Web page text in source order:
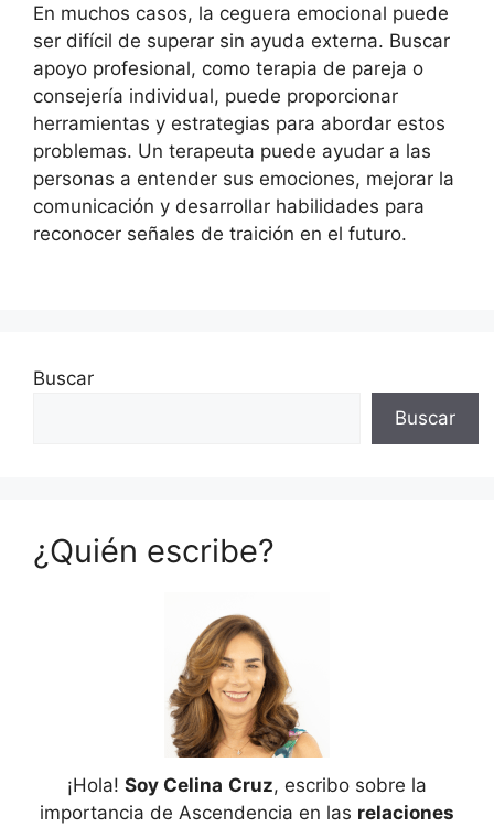
En muchos casos, la ceguera emocional puede
ser difícil de superar sin ayuda externa. Buscar
apoyo profesional, como terapia de pareja o
consejería individual, puede proporcionar
herramientas y estrategias para abordar estos
problemas. Un terapeuta puede ayudar a las
personas a entender sus emociones, mejorar la
comunicación y desarrollar habilidades para
reconocer señales de traición en el futuro.
Buscar
Buscar
¿Quién escribe?
¡Hola! Soy Celina Cruz, escribo sobre la
importancia de Ascendencia en las relaciones